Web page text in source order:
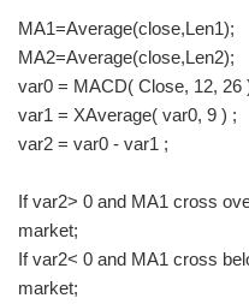
MA1=Average(close,Len1);
MA2=Average(close,Len2);
var0 = MACD( Close, 12, 26
var1 = XAverage( var0, 9 ) ;
var2 = var0 - var1 ;
If var2> 0 and MA1 cross
market;
If var2< 0 and MA1 cross
market;